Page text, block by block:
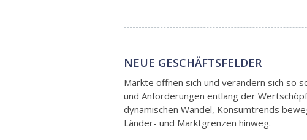
NEUE GESCHÄFTSFELDER
Märkte öffnen sich und verändern sich so
und Anforderungen entlang der
dynamischen Wandel, Konsumtrends
Länder- und Marktgrenzen hinweg.